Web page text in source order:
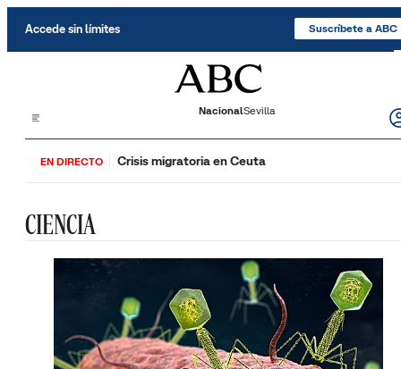
Accede sin límites Suscríbete a ABC
NacionalSevilla
EN DIRECTO Crisis migratoria en Ceuta
CIENCIA